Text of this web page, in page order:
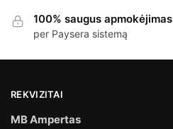
100% saugus apmokėjimas
per Paysera sistemą
REKVIZITAI
MB Ampertas